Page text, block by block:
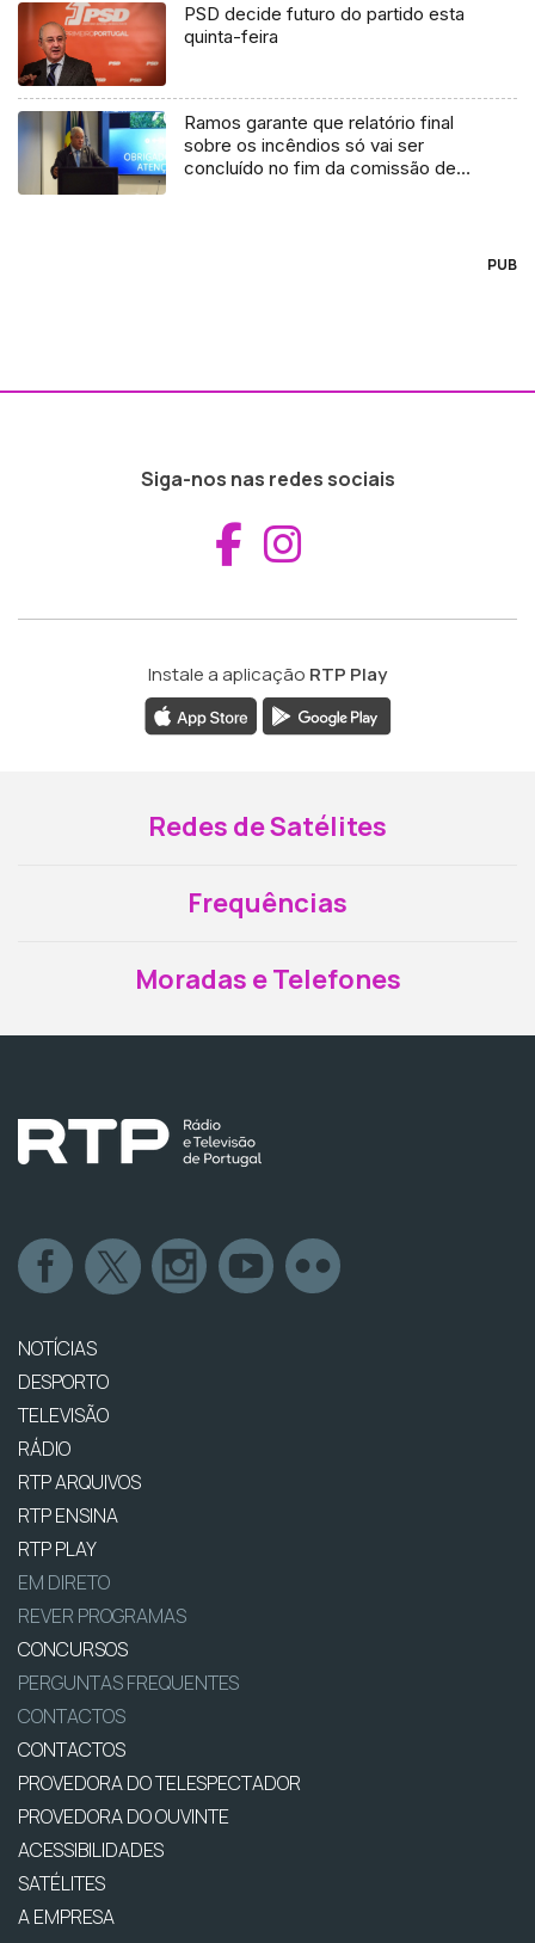
PSD decide futuro do partido esta
quinta-feira
Ramos garante que relatório final
sobre os incêndios só vai ser
concluído no fim da comissão de
PUB
Siga-nos nas redes sociais
Aceder ao
Instale a aplicação RTP Play
Redes de Satélites
Frequências
Moradas e Telefones
NOTÍCIAS
DESPORTO
TELEVISÃO
RÁDIO
RTP ARQUIVOS
RTP ENSINA
RTP PLAY
EM DIRETO
REVER PROGRAMAS
CONCURSOS
PERGUNTAS FREQUENTES
CONTACTOS
CONTACTOS
PROVEDORA DO TELESPECTADOR
PROVEDORA DO OUVINTE
ACESSIBILIDADES
SATÉLITES
A EMPRESA